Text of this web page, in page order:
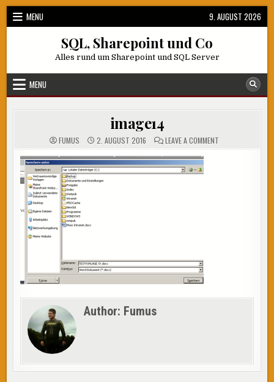
Skip
MENU 9. AUGUST 2026
SQL, Sharepoint und Co
Alles rund um Sharepoint und SQL Server
MENU
image14
FUMUS 2. AUGUST 2016 LEAVE A COMMENTON
Author: Fumus